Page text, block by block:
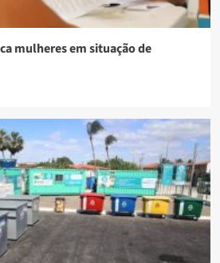
mulheres em situação de